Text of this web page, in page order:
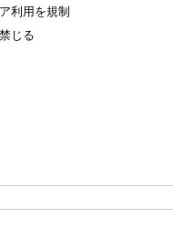
利用を規制
じる